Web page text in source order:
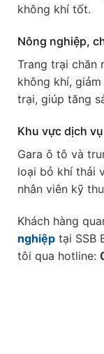
không khí tốt.
Nông nghiệp,
Trang trại chăn
không khí,
trại, giúp tăng
Khu vực dịch vụ
Gara ô tô và
loại bỏ khí thải
nhân viên kỹ
Khách hàng
nghiệp tại SSB
tôi qua hotline: